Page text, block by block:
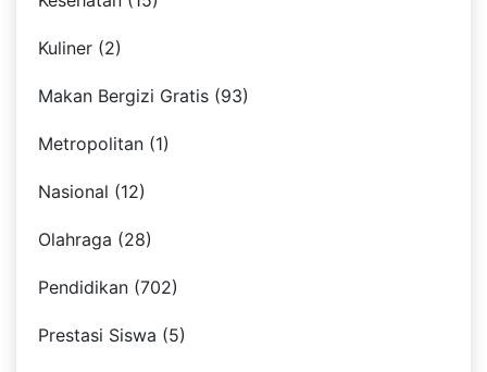
Kuliner (2)
Makan Bergizi Gratis (93)
Metropolitan (1)
Nasional (12)
Olahraga (28)
Pendidikan (702)
Prestasi Siswa (5)